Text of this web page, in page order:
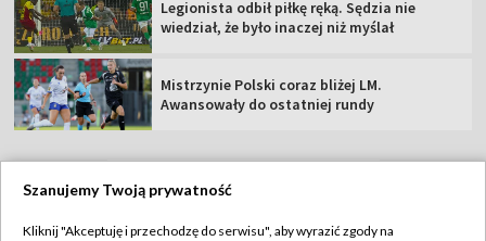
Legionista odbił piłkę ręką. Sędzia nie
wiedział, że było inaczej niż myślał
Mistrzynie Polski coraz bliżej LM.
Awansowały do ostatniej rundy
Szanujemy Twoją prywatność
Kliknij "Akceptuję i przechodzę do serwisu", aby wyrazić zgody na